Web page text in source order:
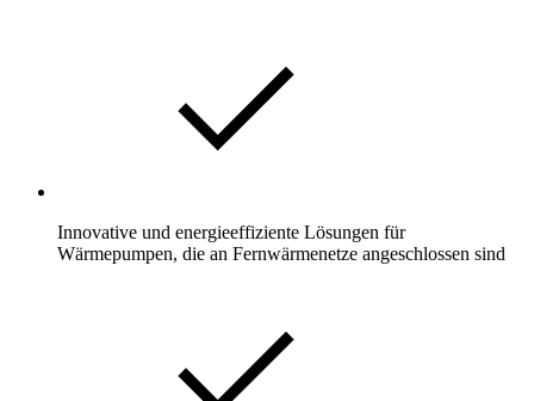
Innovative und energieeffiziente Lösungen für
Wärmepumpen, die an Fernwärmenetze angeschlossen sind